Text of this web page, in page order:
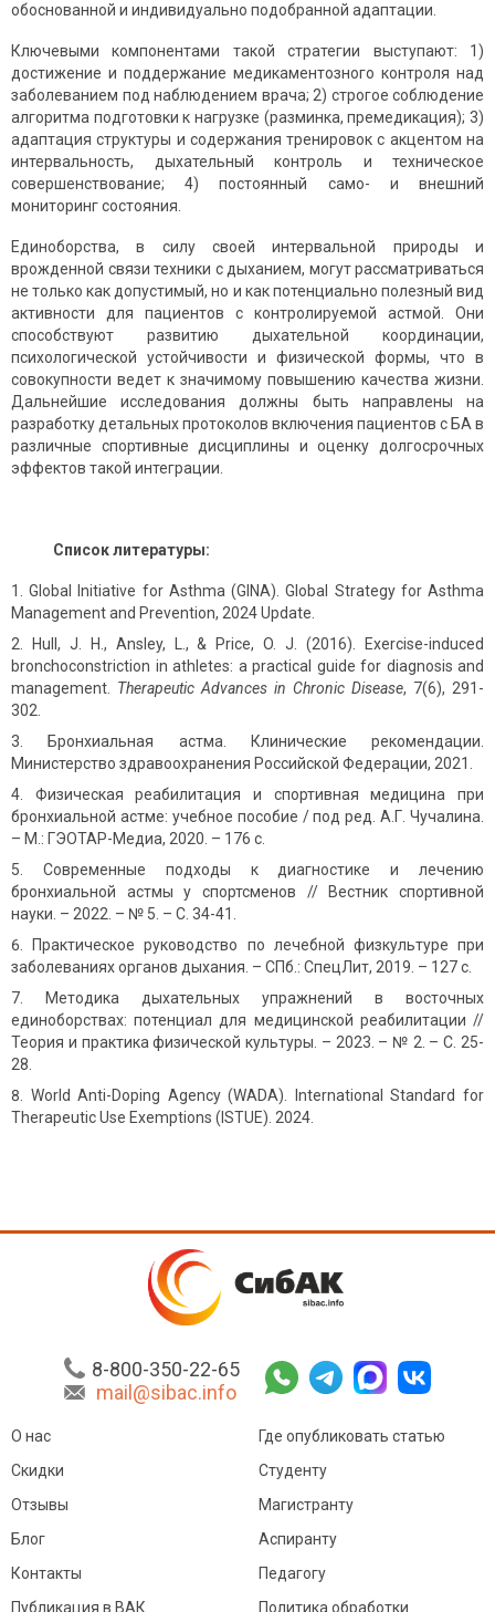
обоснованной и индивидуально подобранной адаптации.
Ключевыми компонентами такой стратегии выступают: 1)
достижение и поддержание медикаментозного контроля над
заболеванием под наблюдением врача; 2) строгое соблюдение
алгоритма подготовки к нагрузке (разминка, премедикация); 3)
адаптация структуры и содержания тренировок с акцентом на
интервальность, дыхательный контроль и техническое
совершенствование; 4) постоянный само- и внешний
мониторинг состояния.
Единоборства, в силу своей интервальной природы и
врожденной связи техники с дыханием, могут рассматриваться
не только как допустимый, но и как потенциально полезный вид
активности для пациентов с контролируемой астмой. Они
способствуют развитию дыхательной координации,
психологической устойчивости и физической формы, что в
совокупности ведет к значимому повышению качества жизни.
Дальнейшие исследования должны быть направлены на
разработку детальных протоколов включения пациентов с БА в
различные спортивные дисциплины и оценку долгосрочных
эффектов такой интеграции.
Список литературы:
Global Initiative for Asthma (GINA). Global Strategy for Asthma
Management and Prevention, 2024 Update.
Hull, J. H., Ansley, L., & Price, O. J. (2016). Exercise-induced
bronchoconstriction in athletes: a practical guide for diagnosis and
management. Therapeutic Advances in Chronic Disease, 7(6), 291-
302.
Бронхиальная астма. Клинические рекомендации.
Министерство здравоохранения Российской Федерации, 2021.
Физическая реабилитация и спортивная медицина при
бронхиальной астме: учебное пособие / под ред. А.Г. Чучалина.
– М.: ГЭОТАР-Медиа, 2020. – 176 с.
Современные подходы к диагностике и лечению
бронхиальной астмы у спортсменов // Вестник спортивной
науки. – 2022. – № 5. – С. 34-41.
Практическое руководство по лечебной физкультуре при
заболеваниях органов дыхания. – СПб.: СпецЛит, 2019. – 127 с.
Методика дыхательных упражнений в восточных
единоборствах: потенциал для медицинской реабилитации //
Теория и практика физической культуры. – 2023. – № 2. – С. 25-
28.
World Anti-Doping Agency (WADA). International Standard for
Therapeutic Use Exemptions (ISTUE). 2024.
8-800-350-22-65
mail@sibac.info
О нас
Скидки
Отзывы
Блог
Контакты
Где опубликовать статью
Студенту
Магистранту
Аспиранту
Педагогу
Публикация в ВАК
Политика обработки